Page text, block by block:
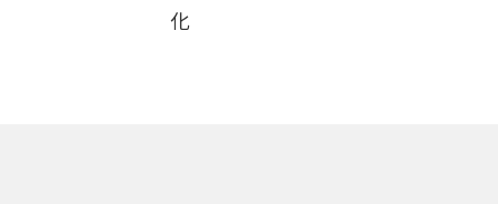
化